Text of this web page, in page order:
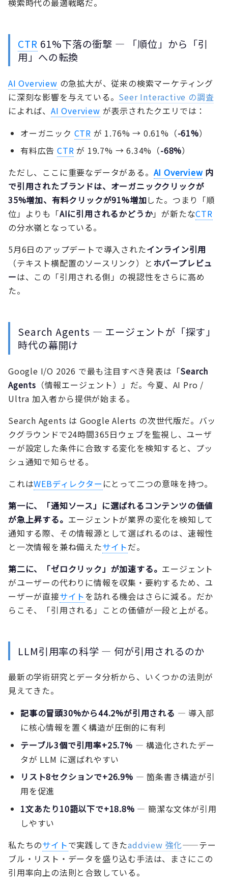
検索時代の最適戦略だ。
CTR 61%下落の衝撃 — 「順位」から「引
用」への転換
AI Overview の急拡大が、従来の検索マーケティング
に深刻な影響を与えている。 Seer Interactive の調査
によれば、 AI Overview が表示されたクエリでは：
オーガニック CTR が 1.76% → 0.61%（-61%）
有料広告 CTR が 19.7% → 6.34%（-68%）
ただし、ここに重要なデータがある。 AI Overview 内
で引用されたブランドは、オーガニッククリックが
35%増加、有料クリックが91%増加した。つまり「順
位」よりも「AIに引用されるかどうか」が新たなCTR
の分水嶺となっている。
5月6日のアップデートで導入されたインライン引用
（テキスト横配置のソースリンク）と ホバープレビュ
ーは、この「引用される側」の視認性をさらに高め
た。
Search Agents — エージェントが「探す」
時代の幕開け
Google I/O 2026 で最も注目すべき発表は「Search
Agents （情報エージェント）」だ。今夏、AI Pro /
Ultra 加入者から提供が始まる。
Search Agents は Google Alerts の次世代版だ。バッ
クグラウンドで24時間365日ウェブを監視し、ユーザ
ーが設定した条件に合致する変化を検知すると、プッ
シュ通知で知らせる。
これはWEBディレクター にとって二つの意味を持つ。
第一に、「通知ソース」に選ばれるコンテンツの価値
が急上昇する。 エージェントが業界の変化を検知して
通知する際、その情報源として選ばれるのは、速報性
と一次情報を兼ね備えたサイトだ。
第二に、「ゼロクリック」が加速する。 エージェント
がユーザーの代わりに情報を収集・要約するため、ユ
ーザーが直接サイトを訪れる機会はさらに減る。だか
らこそ、「引用される」ことの価値が一段と上がる。
LLM引用率の科学 — 何が引用されるのか
最新の学術研究とデータ分析から、いくつかの法則が
見えてきた。
記事の冒頭30%から44.2%が引用される — 導入部
に核心情報を置く構造が圧倒的に有利
テーブル3個で引用率+25.7% — 構造化されたデー
タが LLM に選ばれやすい
リスト8セクションで+26.9% — 箇条書き構造が引
用を促進
1文あたり10語以下で+18.8% — 簡潔な文体が引用
しやすい
私たちのサイトで実践してきたaddview 強化——テー
ブル・リスト・データを盛り込む手法は、まさにこの
引用率向上の法則と合致している。